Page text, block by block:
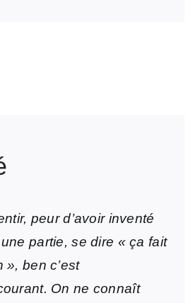
peur d’avoir inventé
partie, se dire « ça fait
», ben c’est
On ne connaît